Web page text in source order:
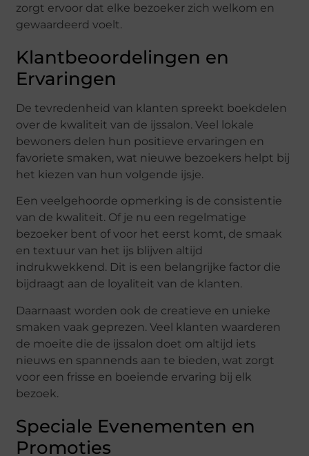
zorgt ervoor dat elke bezoeker zich welkom en
gewaardeerd voelt.
Klantbeoordelingen en
Ervaringen
De tevredenheid van klanten spreekt boekdelen
over de kwaliteit van de ijssalon. Veel lokale
bewoners delen hun positieve ervaringen en
favoriete smaken, wat nieuwe bezoekers helpt bij
het kiezen van hun volgende ijsje.
Een veelgehoorde opmerking is de consistentie
van de kwaliteit. Of je nu een regelmatige
bezoeker bent of voor het eerst komt, de smaak
en textuur van het ijs blijven altijd
indrukwekkend. Dit is een belangrijke factor die
bijdraagt aan de loyaliteit van de klanten.
Daarnaast worden ook de creatieve en unieke
smaken vaak geprezen. Veel klanten waarderen
de moeite die de ijssalon doet om altijd iets
nieuws en spannends aan te bieden, wat zorgt
voor een frisse en boeiende ervaring bij elk
bezoek.
Speciale Evenementen en
Promoties